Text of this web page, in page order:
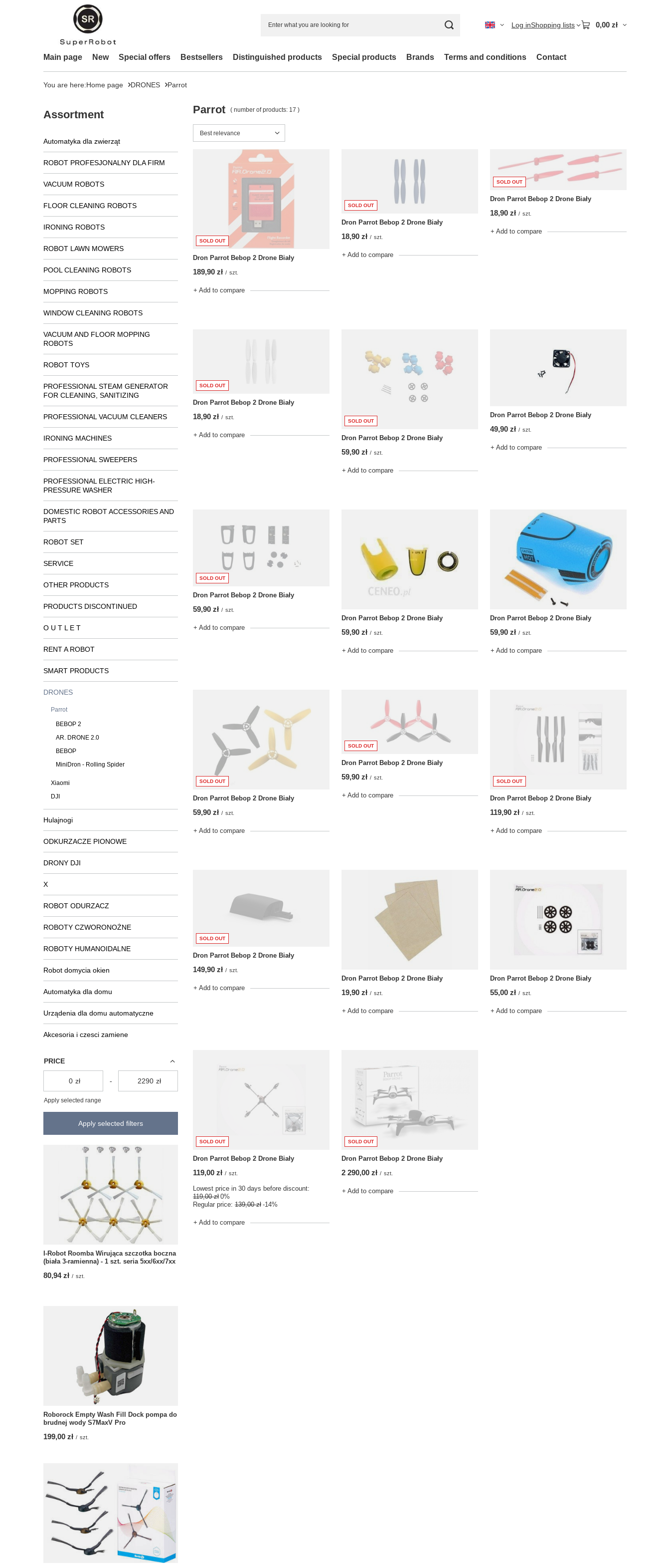
Log inShopping lists 0,00 zł
Main page New Special offers Bestsellers Distinguished products Special products Brands Terms and conditions Contact
You are here:Home page DRONES Parrot
Assortment
Automatyka dla zwierząt
ROBOT PROFESJONALNY DLA FIRM
VACUUM ROBOTS
FLOOR CLEANING ROBOTS
IRONING ROBOTS
ROBOT LAWN MOWERS
POOL CLEANING ROBOTS
MOPPING ROBOTS
WINDOW CLEANING ROBOTS
VACUUM AND FLOOR MOPPING
ROBOTS
ROBOT TOYS
PROFESSIONAL STEAM GENERATOR
FOR CLEANING, SANITIZING
PROFESSIONAL VACUUM CLEANERS
IRONING MACHINES
PROFESSIONAL SWEEPERS
PROFESSIONAL ELECTRIC HIGH-
PRESSURE WASHER
DOMESTIC ROBOT ACCESSORIES AND
PARTS
ROBOT SET
SERVICE
OTHER PRODUCTS
PRODUCTS DISCONTINUED
O U T L E T
RENT A ROBOT
SMART PRODUCTS
DRONES
Parrot
BEBOP 2
AR. DRONE 2.0
BEBOP
MiniDron - Rolling Spider
Xiaomi
DJI
Hulajnogi
ODKURZACZE PIONOWE
DRONY DJI
X
ROBOT ODURZACZ
ROBOTY CZWORONOŻNE
ROBOTY HUMANOIDALNE
Robot domycia okien
Automatyka dla domu
Urządenia dla domu automatyczne
Akcesoria i czesci zamiene
PRICE
zł - zł
Apply selected range
Apply selected filters
I-Robot Roomba Wirująca szczotka boczna
(biała 3-ramienna) - 1 szt. seria 5xx/6xx/7xx
80,94 zł / szt.
Roborock Empty Wash Fill Dock pompa do
brudnej wody S7MaxV Pro
199,00 zł / szt.
Parrot ( number of products: 17 )
Change sorting
Best relevance
SOLD OUT
Dron Parrot Bebop 2 Drone Biały
189,90 zł / szt.
+ Add to compare
SOLD OUT
Dron Parrot Bebop 2 Drone Biały
18,90 zł / szt.
+ Add to compare
SOLD OUT
Dron Parrot Bebop 2 Drone Biały
18,90 zł / szt.
+ Add to compare
SOLD OUT
Dron Parrot Bebop 2 Drone Biały
18,90 zł / szt.
+ Add to compare
SOLD OUT
Dron Parrot Bebop 2 Drone Biały
59,90 zł / szt.
+ Add to compare
Dron Parrot Bebop 2 Drone Biały
49,90 zł / szt.
+ Add to compare
SOLD OUT
Dron Parrot Bebop 2 Drone Biały
59,90 zł / szt.
+ Add to compare
Dron Parrot Bebop 2 Drone Biały
59,90 zł / szt.
+ Add to compare
Dron Parrot Bebop 2 Drone Biały
59,90 zł / szt.
+ Add to compare
SOLD OUT
Dron Parrot Bebop 2 Drone Biały
59,90 zł / szt.
+ Add to compare
SOLD OUT
Dron Parrot Bebop 2 Drone Biały
59,90 zł / szt.
+ Add to compare
SOLD OUT
Dron Parrot Bebop 2 Drone Biały
119,90 zł / szt.
+ Add to compare
SOLD OUT
Dron Parrot Bebop 2 Drone Biały
149,90 zł / szt.
+ Add to compare
Dron Parrot Bebop 2 Drone Biały
19,90 zł / szt.
+ Add to compare
Dron Parrot Bebop 2 Drone Biały
55,00 zł / szt.
+ Add to compare
SOLD OUT
Dron Parrot Bebop 2 Drone Biały
119,00 zł / szt.
Lowest price in 30 days before discount:
119,00 zł 0%
Regular price: 139,00 zł -14%
+ Add to compare
SOLD OUT
Dron Parrot Bebop 2 Drone Biały
2 290,00 zł / szt.
+ Add to compare